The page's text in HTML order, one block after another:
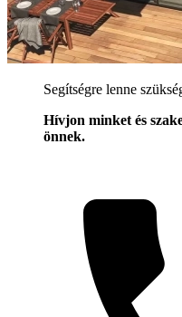
Segítségre lenne
Hívjon minket és
önnek.